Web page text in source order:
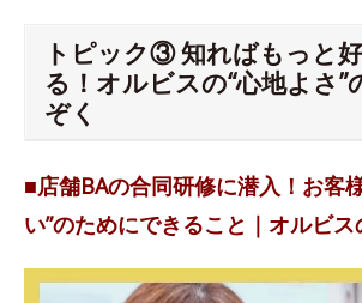
トピック③ 知ればもっと
る！オルビスの“心地よさ”
ぞく
■店舗BAの合同研修に潜入！お客
い”のためにできること｜オルビ